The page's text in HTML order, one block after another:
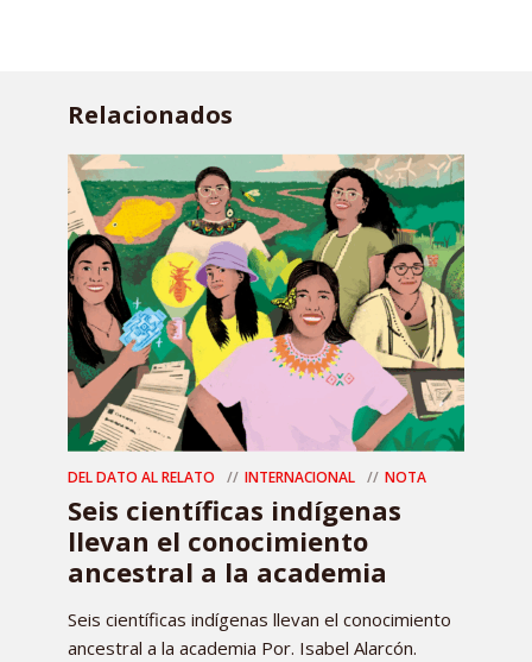
Relacionados
DEL DATO AL RELATO INTERNACIONAL NOTA
Seis científicas indígenas
llevan el conocimiento
ancestral a la academia
Seis científicas indígenas llevan el conocimiento
ancestral a la academia Por. Isabel Alarcón.